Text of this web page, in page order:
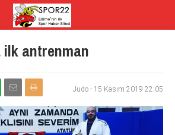
ilk antrenman
Judo - 15 Kasım 2019 22:05